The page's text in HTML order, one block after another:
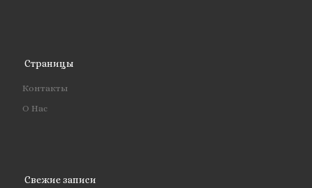
Страницы
Контакты
О Нас
Свежие записи